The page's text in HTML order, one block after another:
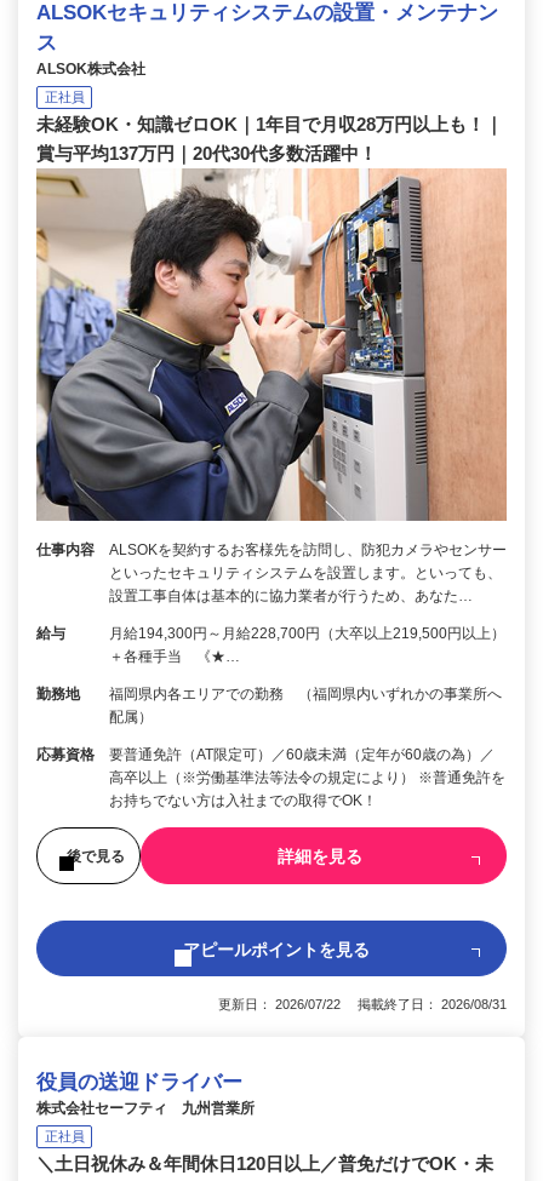
ALSOKセキュリティシステムの設置・メンテナン
ス
ALSOK株式会社
正社員
未経験OK・知識ゼロOK｜1年目で月収28万円以上も！｜
賞与平均137万円｜20代30代多数活躍中！
仕事内容
ALSOKを契約するお客様先を訪問し、防犯カメラやセンサー
といったセキュリティシステムを設置します。といっても、
設置工事自体は基本的に協力業者が行うため、あなた…
給与
月給194,300円～月給228,700円（大卒以上219,500円以上）
＋各種手当 《★…
勤務地
福岡県内各エリアでの勤務 （福岡県内いずれかの事業所へ
配属）
応募資格
要普通免許（AT限定可）／60歳未満（定年が60歳の為）／
高卒以上（※労働基準法等法令の規定により） ※普通免許を
お持ちでない方は入社までの取得でOK！
後で見る 詳細を見る
アピールポイントを見る
更新日： 2026/07/22 掲載終了日： 2026/08/31
役員の送迎ドライバー
株式会社セーフティ 九州営業所
正社員
＼土日祝休み＆年間休日120日以上／普免だけでOK・未